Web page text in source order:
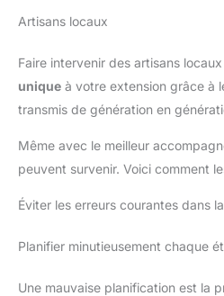
Artisans locaux
Faire intervenir des artisans
unique à votre extension grâce à
transmis de génération en
Même avec le meilleur
peuvent survenir. Voici comment
Éviter les erreurs courantes dans
Planifier minutieusement chaque
Une mauvaise planification est la